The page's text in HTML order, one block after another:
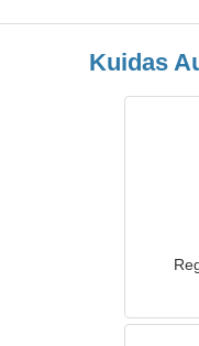
Kuidas